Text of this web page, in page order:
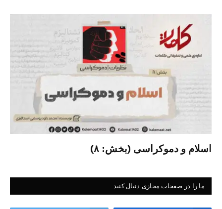
اسلام و دموکراسی (بخش: ۸)
ما را در صفحات مجازی دنبال کنید